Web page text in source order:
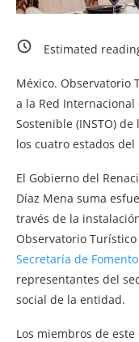
Estimated
México. Observatorio
a la Red
Sostenible (INSTO)
los cuatro estados
El Gobierno del
Díaz Mena suma
través de la
Observatorio
Secretaría de Fomento
representantes del
social de la entidad.
Los miembros de